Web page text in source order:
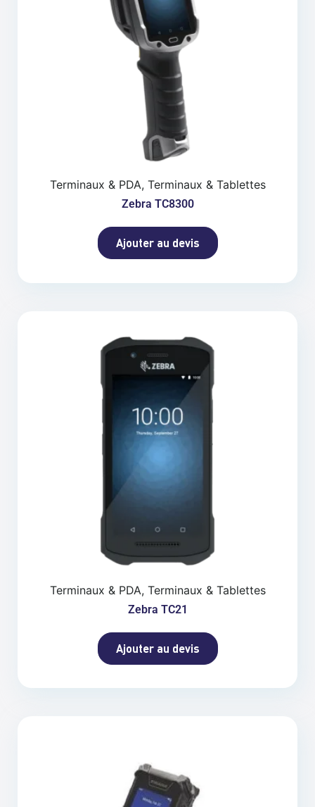
Terminaux & PDA, Terminaux & Tablettes
Zebra TC8300
Ajouter au devis
Terminaux & PDA, Terminaux & Tablettes
Zebra TC21
Ajouter au devis